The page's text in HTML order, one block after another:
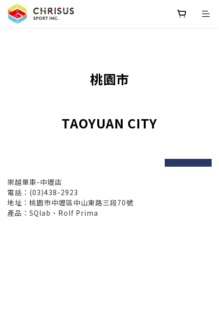
桃園市
TAOYUAN CITY
prev next
崇越單車-中壢店
電話：(03)438-2923
地址：桃園市中壢區中山東路三段70號
產品：SQlab、Rolf Prima